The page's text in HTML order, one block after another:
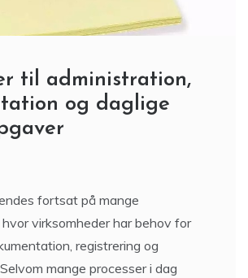
til administration,
og daglige
fortsat på mange
virksomheder har behov for
registrering og
mange processer i dag